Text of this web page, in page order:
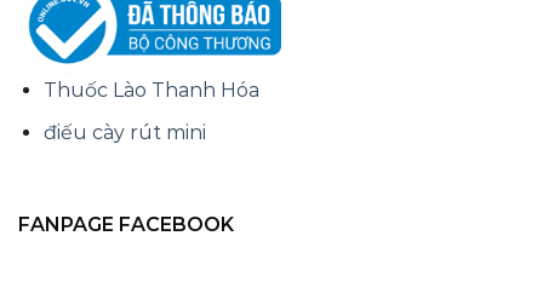
Thuốc Lào Thanh Hóa
điếu cày rút mini
FANPAGE FACEBOOK